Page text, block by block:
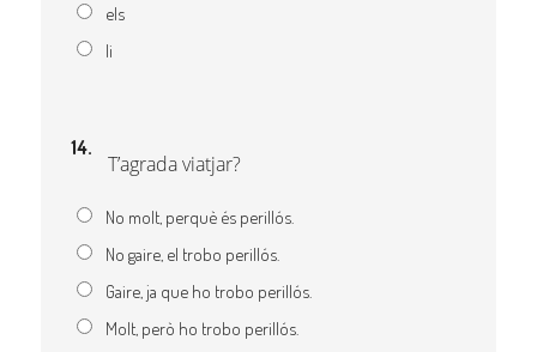
els
li
14.
T’agrada viatjar?
No molt, perquè és perillós.
No gaire, el trobo perillós.
Gaire, ja que ho trobo perillós.
Molt, però ho trobo perillós.